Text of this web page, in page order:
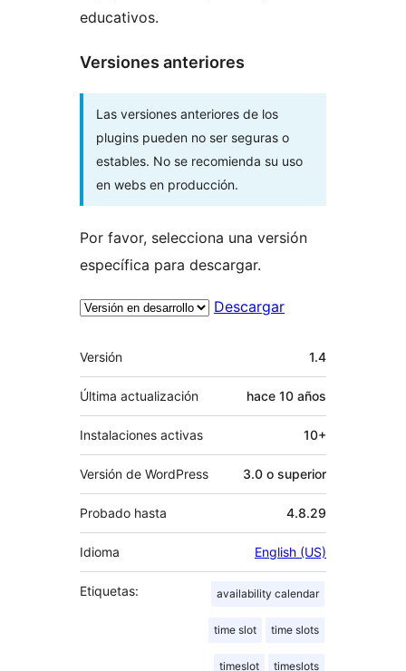
educativos.
Versiones anteriores
Las versiones anteriores de los
plugins pueden no ser seguras o
estables. No se recomienda su uso
en webs en producción.
Por favor, selecciona una versión
específica para descargar.
Descargar
Meta
Versión 1.4
Última actualización hace 10 años
Instalaciones activas 10+
Versión de WordPress 3.0 o superior
Probado hasta 4.8.29
Idioma English (US)
Etiquetas: availability calendar
time slot time slots
timeslot timeslots